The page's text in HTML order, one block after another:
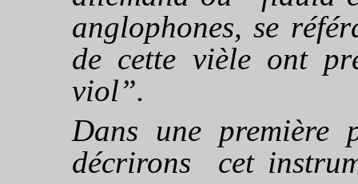
anglophones, se
de cette vièle ont
viol”.
Dans une première
décrirons cet